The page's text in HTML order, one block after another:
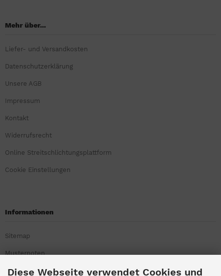
Mehr über...
Liefer- und Versandkosten
Datenschutzerklärung
Unsere AGB
Impressum
Kontakt
Widerrufsrecht
Online Streitschlichtungsplattform
Cookie Einstellungen
Informationen
Sitemap
Musternoten
Diese Webseite verwendet Cookies und